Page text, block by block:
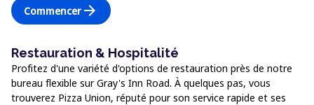
Commencerarrow_forward
Restauration & Hospitalité
Profitez d'une variété d'options de restauration près de notre
bureau flexible sur Gray's Inn Road. À quelques pas, vous
trouverez Pizza Union, réputé pour son service rapide et ses